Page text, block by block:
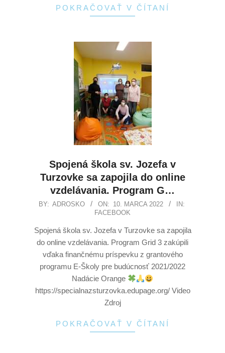
POKRAČOVAŤ V ČÍTANÍ
Spojená škola sv. Jozefa v
Turzovke sa zapojila do online
vzdelávania. Program G…
BY: ADROSKO ON: 10. MARCA 2022
IN:
FACEBOOK
Spojená škola sv. Jozefa v Turzovke sa zapojila
do online vzdelávania. Program Grid 3 zakúpili
vďaka finančnému príspevku z grantového
programu E-Školy pre budúcnosť 2021/2022
Nadácie Orange
https://specialnazsturzovka.edupage.org/ Video
Zdroj
POKRAČOVAŤ V ČÍTANÍ